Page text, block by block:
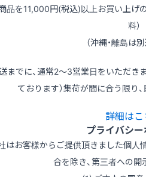
品を11,000円(税込)以上お買い上げ
料）
（沖縄・離島は
までに、通常2～3営業日をいただき
ております）集荷が間に合う限り
詳細はこ
プライバシ
はお客様からご提供頂きました個人
合を除き、第三者への開